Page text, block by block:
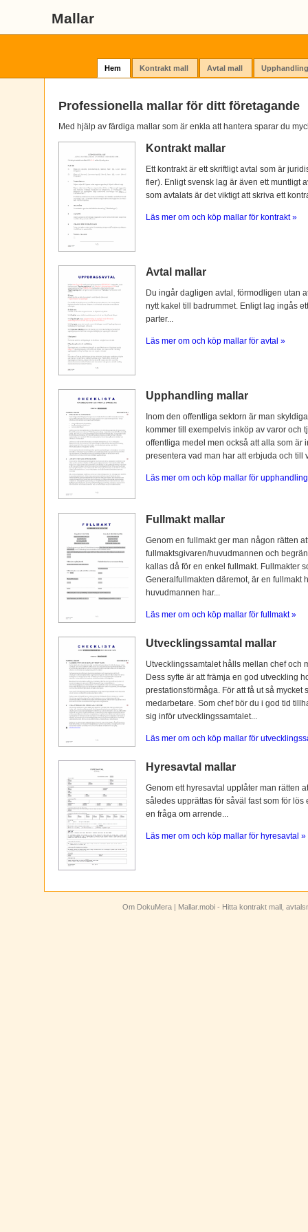
Mallar
Hem Kontrakt mall Avtal mall
Professionella mallar för ditt företagande
Med hjälp av färdiga mallar som är enkla att hantera sparar du
Kontrakt mallar
Ett kontrakt är ett skriftligt avtal som är
fler). Enligt svensk lag är även ett muntligt
som avtalats är det viktigt att skriva ett
Läs mer om och köp mallar för kontrakt »
Avtal mallar
Du ingår dagligen avtal, förmodligen utan
nytt kakel till badrummet. Enligt lag ingås
parter...
Läs mer om och köp mallar för avtal »
Upphandling mallar
Inom den offentliga sektorn är man
kommer till exempelvis inköp av varor och
offentliga medel men också att alla som är
presentera vad man har att erbjuda och till
Läs mer om och köp mallar för
Fullmakt mallar
Genom en fullmakt ger man någon rätten
fullmaktsgivaren/huvudmannen och
kallas då för en enkel fullmakt. Fullmakter
Generalfullmakten däremot, är en fullmakt
huvudmannen har...
Läs mer om och köp mallar för fullmakt »
Utvecklingssamtal mallar
Utvecklingssamtalet hålls mellan chef och
Dess syfte är att främja en god utveckling
prestationsförmåga. För att få ut så
medarbetare. Som chef bör du i god tid
sig inför utvecklingssamtalet...
Läs mer om och köp mallar för
Hyresavtal mallar
Genom ett hyresavtal upplåter man rätten
således upprättas för såväl fast som för
en fråga om arrende...
Läs mer om och köp mallar för hyresavtal »
Om DokuMera | Mallar.mobi - Hitta kontrakt mall,